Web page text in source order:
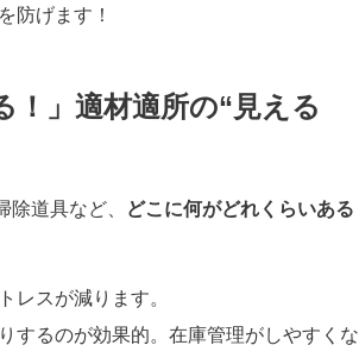
防げます！
」適材適所の“見える
道具など、
どこに何がどれくらいある
レスが減ります。
するのが効果的。在庫管理がしやすくな